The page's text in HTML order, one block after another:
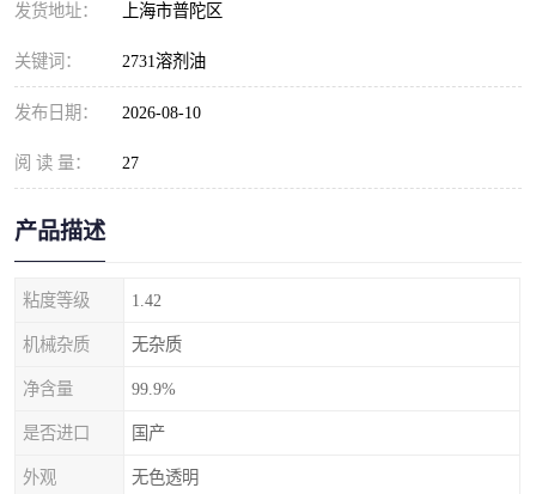
发货地址： 上海市普陀区
关键词： 2731溶剂油
发布日期： 2026-08-10
阅 读 量： 27
产品描述
粘度等级 1.42
机械杂质 无杂质
净含量 99.9%
是否进口 国产
外观 无色透明